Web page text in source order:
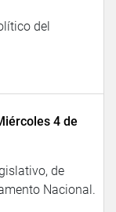
del
4 de
de
Nacional.